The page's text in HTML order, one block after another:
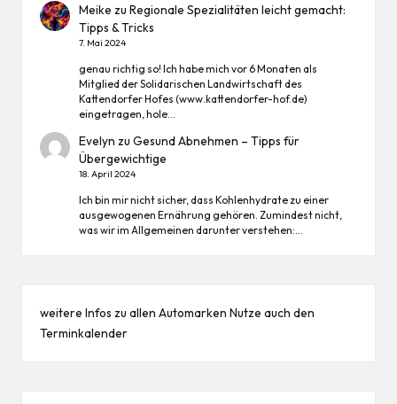
Meike zuRegionale Spezialitäten leicht gemacht:
Tipps & Tricks
7. Mai 2024
genau richtig so! Ich habe mich vor 6 Monaten als
Mitglied der Solidarischen Landwirtschaft des
Kattendorfer Hofes (www.kattendorfer-hof.de)
eingetragen, hole…
Evelyn zuGesund Abnehmen – Tipps für
Übergewichtige
18. April 2024
Ich bin mir nicht sicher, dass Kohlenhydrate zu einer
ausgewogenen Ernährung gehören. Zumindest nicht,
was wir im Allgemeinen darunter verstehen:…
weitere Infos zu allen Automarken Nutze auch den
Terminkalender